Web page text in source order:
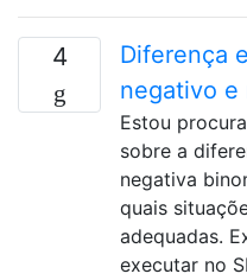
4
Diferença
negativo e
Estou
sobre a
negativa
quais
adequadas.
executar no